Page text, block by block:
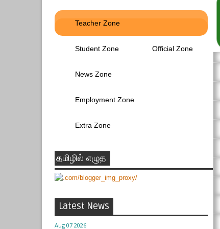
Teacher Zone
Student Zone Official Zone
News Zone
Employment Zone
Extra Zone
தமிழில் எழுத
Latest News
Aug 07 2026